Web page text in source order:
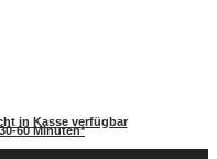
in Kasse verfügbar
60 Minuten*